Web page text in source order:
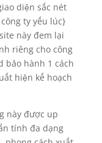
diện sắc nét
ty yếu lúc}
này đem lại
riêng cho công
bảo hành 1 cách
hiện kế hoạch
này được up
tính đa dạng